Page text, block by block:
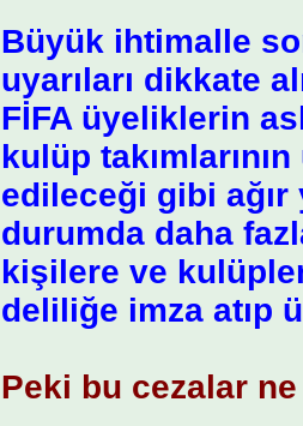
Büyük ihtimalle
uyarıları dikkate
FİFA üyeliklerin
kulüp
edileceği gibi ağır
durumda daha
kişilere ve
deliliğe imza atıp
Peki bu cezalar